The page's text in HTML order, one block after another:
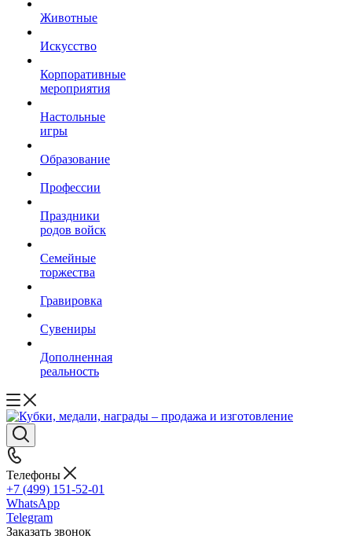
Животные
Искусство
Корпоративные
мероприятия
Настольные
игры
Образование
Профессии
Праздники
родов войск
Семейные
торжества
Гравировка
Сувениры
Дополненная
реальность
Телефоны
+7 (499) 151-52-01
WhatsApp
Telegram
Заказать звонок